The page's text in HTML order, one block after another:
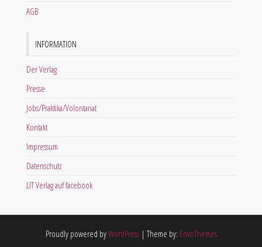
AGB
INFORMATION
Der Verlag
Presse
Jobs/Praktika/Volontariat
Kontakt
Impressum
Datenschutz
LIT Verlag auf facebook
Proudly powered byWordPress | Theme by: EnvoThemes